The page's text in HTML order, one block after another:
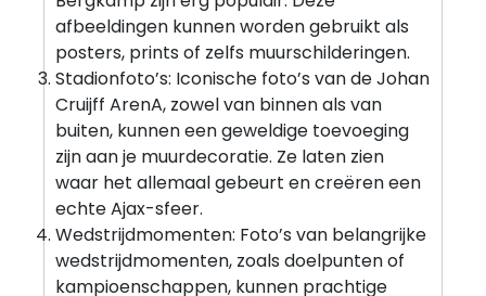
afbeeldingen kunnen worden gebruikt als
posters, prints of zelfs muurschilderingen.
Stadionfoto’s: Iconische foto’s van de Johan
Cruijff ArenA, zowel van binnen als van
buiten, kunnen een geweldige toevoeging
zijn aan je muurdecoratie. Ze laten zien
waar het allemaal gebeurt en creëren een
echte Ajax-sfeer.
Wedstrijdmomenten: Foto’s van belangrijke
wedstrijdmomenten, zoals doelpunten of
kampioenschappen, kunnen prachtige